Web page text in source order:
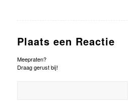
Plaats een Reactie
Meepraten?
Draag gerust bij!